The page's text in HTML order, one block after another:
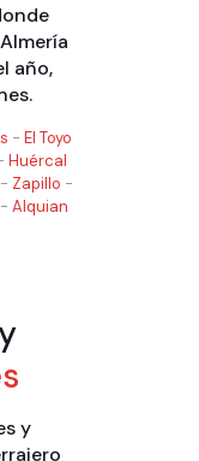
año,
- El Toyo
Huércal
Zapillo -
Alquian
y